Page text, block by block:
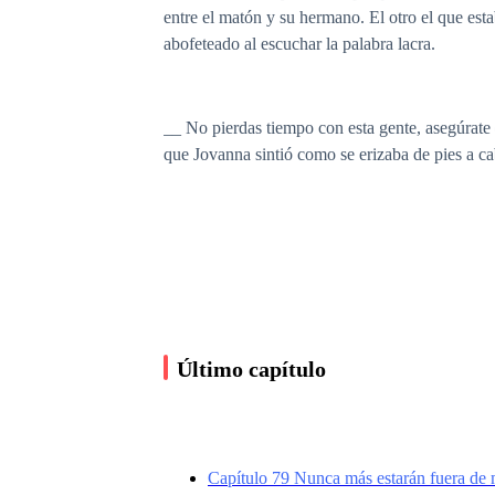
entre el matón y su hermano. El otro el que
abofeteado al escuchar la palabra lacra.
__ No pierdas tiempo con esta gente,
que Jovanna sintió como se erizaba de pies a
__ ¿Nos conocemos? __ se atrevió ella a
con aquella gentuza. O tal vez estaba
Último capítulo
Capítulo 79 Nunca más estarán fuera de